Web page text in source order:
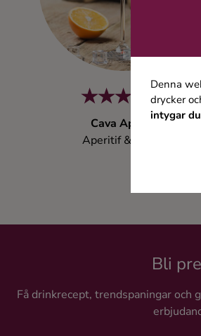
Denna
drycker
intygar
Cava Aperol
Aperitif & Bitter
Bli
Få drinkrecept, trendspaningar och